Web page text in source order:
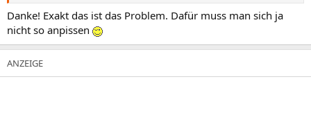
Danke! Exakt das ist das Problem. Dafür muss man sich ja
nicht so anpissen